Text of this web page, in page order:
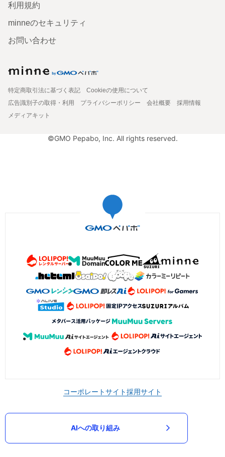
利用規約
minneのセキュリティ
お問い合わせ
特定商取引法に基づく表記
Cookieの使用について
広告識別子の取得・利用
プライバシーポリシー 会社概要
採用情報
メディアキット
©GMO Pepabo, Inc. All rights reserved.
コーポレートサイト採用サイト
AIへの取り組み